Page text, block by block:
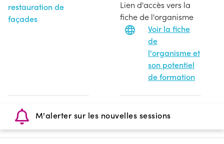
restauration de
façades
Lien d'accès vers la
fiche de l'organisme
Voir la fiche
de
l'organisme et
son potentiel
de formation
M'alerter sur les nouvelles sessions